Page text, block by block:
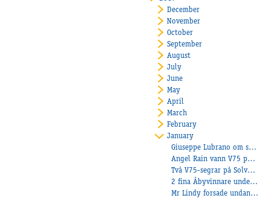
December
November
October
September
August
July
June
May
April
March
February
January
Giuseppe Lubrano om sin andelshäst Sandsjöns Wilma
Angel Rain vann V75 på Bergsåker
Två V75-segrar på Solvalla!
2 fina Åbyvinnare under onsdagen!
Mr Lindy forsade undan från spets på Jägers!